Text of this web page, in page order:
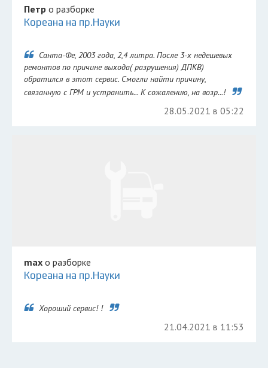
Петр о разборке
Кореана на пр.Науки
Санта-Фе, 2003 года, 2,4 литра. После 3-х недешевых
ремонтов по причине выхода( разрушения) ДПКВ)
обратился в этот сервис. Смогли найти причину,
связанную с ГРМ и устранить... К сожалению, на возр...!
28.05.2021 в 05:22
max о разборке
Кореана на пр.Науки
Хороший сервис! !
21.04.2021 в 11:53